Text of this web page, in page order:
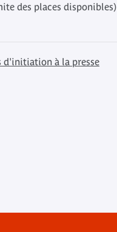
des places disponibles)
d'initiation à la presse